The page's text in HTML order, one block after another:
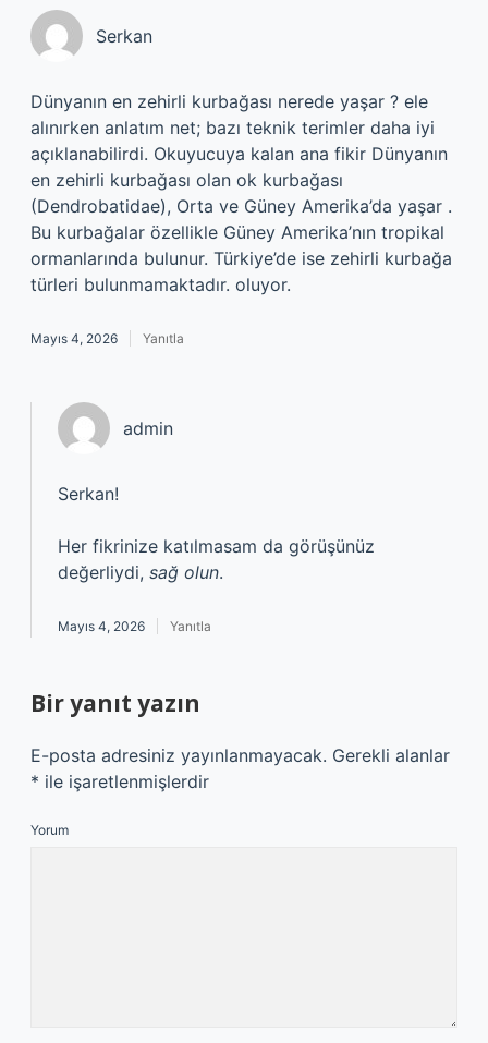
Serkan
Dünyanın en zehirli kurbağası nerede yaşar ? ele
alınırken anlatım net; bazı teknik terimler daha iyi
açıklanabilirdi. Okuyucuya kalan ana fikir Dünyanın
en zehirli kurbağası olan ok kurbağası
(Dendrobatidae), Orta ve Güney Amerika’da yaşar .
Bu kurbağalar özellikle Güney Amerika’nın tropikal
ormanlarında bulunur. Türkiye’de ise zehirli kurbağa
türleri bulunmamaktadır. oluyor.
Mayıs 4, 2026 Yanıtla
admin
Serkan!
Her fikrinize katılmasam da görüşünüz
değerliydi, sağ olun.
Mayıs 4, 2026 Yanıtla
Bir yanıt yazın
E-posta adresiniz yayınlanmayacak. Gerekli alanlar
* ile işaretlenmişlerdir
Yorum